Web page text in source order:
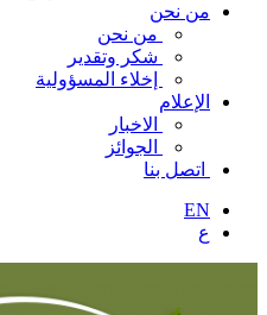
من نحن
من نحن
شكر وتقدير
إخلاء المسؤولية
الإعلام
الاخبار
الجوائز
اتصل بنا
EN
ع